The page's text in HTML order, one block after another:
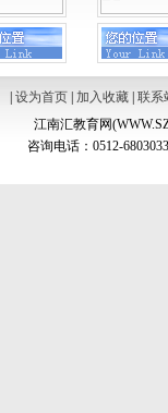
设为首页| 加入收藏| 联系
江南汇教育网
咨询电话：0512-